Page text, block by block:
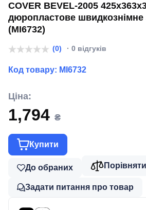
COVER BEVEL-2005
дюропластове швидкознімне
(MI6732)
(0) · 0 відгуків
Код товару: MI6732
Ціна:
1,794 ₴
Купити
До обраних Порівняти
Задати питання про товар